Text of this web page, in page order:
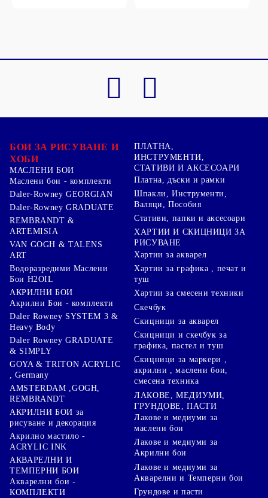
БОИ ЗА РИСУВАНЕ И
ХОБИ
МАСЛЕНИ БОИ
Маслени бои - комплекти
Daler-Rowney GEORGIAN
Daler-Rowney GRADUATE
REMBRANDT &
ARTEMISIA
VAN GOGH & TALENS
ART
Водоразредими Маслени
Бои H2OIL
АКРИЛНИ БОИ
Акрилни Бои - комплекти
Daler Rowney SYSTEM 3 &
Heavy Body
Daler Rowney GRADUATE
& SIMPLY
GOYA & TRITON АCRYLIC
, Germany
AMSTERDAM ,GOGH,
REMBRANDT
АКРИЛНИ БОИ за
рисуване и декорация
Акрилно мастило -
ACRYLIC INK
АКВАРЕЛНИ И
ТЕМПЕРНИ БОИ
Акварелни бои -
КОМПЛЕКТИ
ПЛАТНА,
ИНСТРУМЕНТИ,
СТАТИВИ И АКСЕСОАРИ
Платна, дъски и рамки
Шпакли, Инструменти,
Валяци, Пособия
Стативи, папки и аксесоари
ХАРТИИ И СКИЦНИЦИ ЗА
РИСУВАНЕ
Хартии за акварел
Хартии за графика , печат и
туш
Хартии за смесени техники
Скечбук
Скицници за акварел
Скицници и скечбук за
графика, пастел и туш
Скицници за маркери ,
акрилни , маслени бои,
смесена техника
ЛАКОВЕ, МЕДИУМИ,
ГРУНДОВЕ, ПАСТИ
Лакове и медиуми за
маслени бои
Лакове и медиуми за
Акрилни бои
Лакове и медиуми за
Акварелни и Темперни бои
Грундове и пасти